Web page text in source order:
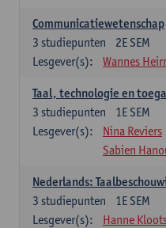
Communicatiewetenschap
2E SEM
3 studiepunten
Lesgever(s):
Wannes
Taal, technologie en
1E SEM
3 studiepunten
Lesgever(s):
Nina Reviers
Sabien
Nederlands:
1E SEM
3 studiepunten
Lesgever(s):
Hanne